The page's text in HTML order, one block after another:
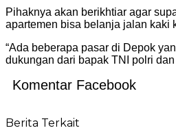
Pihaknya akan berikhtiar agar
apartemen bisa belanja jalan kaki
“Ada beberapa pasar di Depok
dukungan dari bapak TNI polri
Komentar Facebook
Berita Terkait